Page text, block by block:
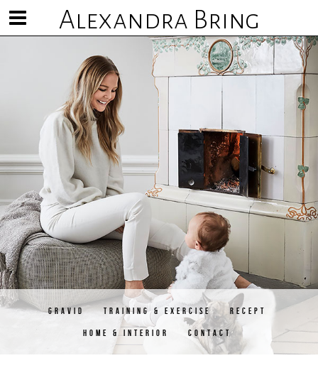
Alexandra Bring
Visa/göm
meny
GRAVID TRAINING & EXERCISE RECEPT
HOME & INTERIOR CONTACT